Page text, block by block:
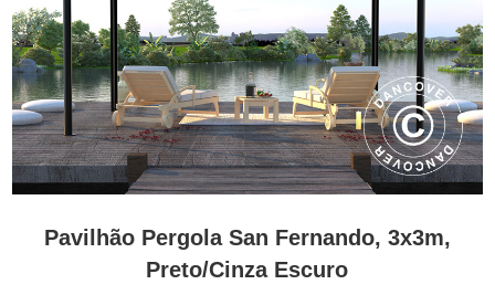
Pavilhão Pergola San Fernando, 3x3m,
Preto/Cinza Escuro